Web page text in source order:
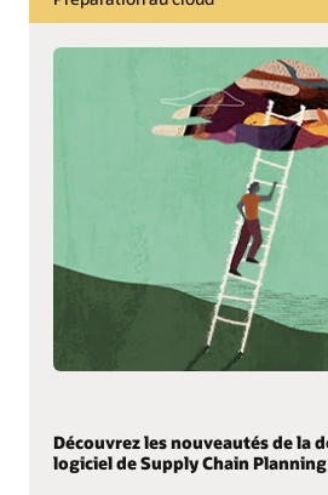
Découvrez les nouveautés de la
logiciel de Supply Chain Planning